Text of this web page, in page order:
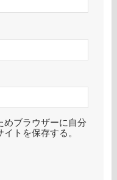
めブラウザーに自分
トを保存する。